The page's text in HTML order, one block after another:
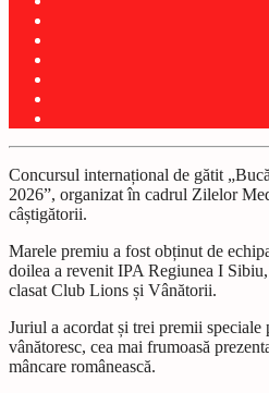
Concursul internațional de gătit
2026”, organizat în cadrul Zilelor
câștigătorii.
Marele premiu a fost obținut de
doilea a revenit IPA Regiunea I
clasat Club Lions și Vânătorii.
Juriul a acordat și trei premii speciale
vânătoresc, cea mai frumoasă
mâncare românească.